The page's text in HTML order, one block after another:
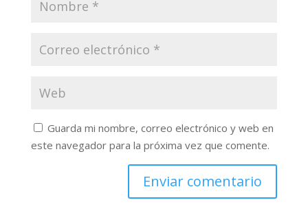
Guarda mi nombre, correo electrónico y web en
este navegador para la próxima vez que comente.